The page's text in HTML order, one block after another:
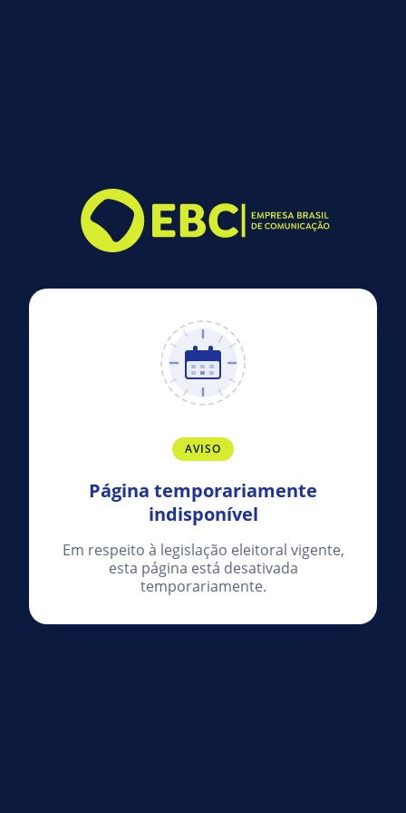
AVISO
Página temporariamente
indisponível
Em respeito à legislação eleitoral vigente,
esta página está desativada
temporariamente.